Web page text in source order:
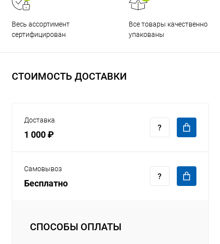
Весь ассортимент
сертифицирован
Все товары качественно
упакованы
СТОИМОСТЬ ДОСТАВКИ
Доставка
1 000 ₽
Самовывоз
Бесплатно
СПОСОБЫ ОПЛАТЫ